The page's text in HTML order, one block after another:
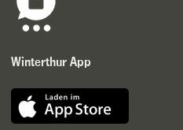
Winterthur App